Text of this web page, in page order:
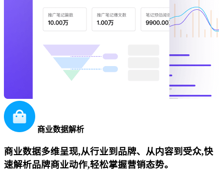
商业数据解析
商业数据多维呈现,从行业到品牌、从内容到受众,快
速解析品牌商业动作,轻松掌握营销态势。